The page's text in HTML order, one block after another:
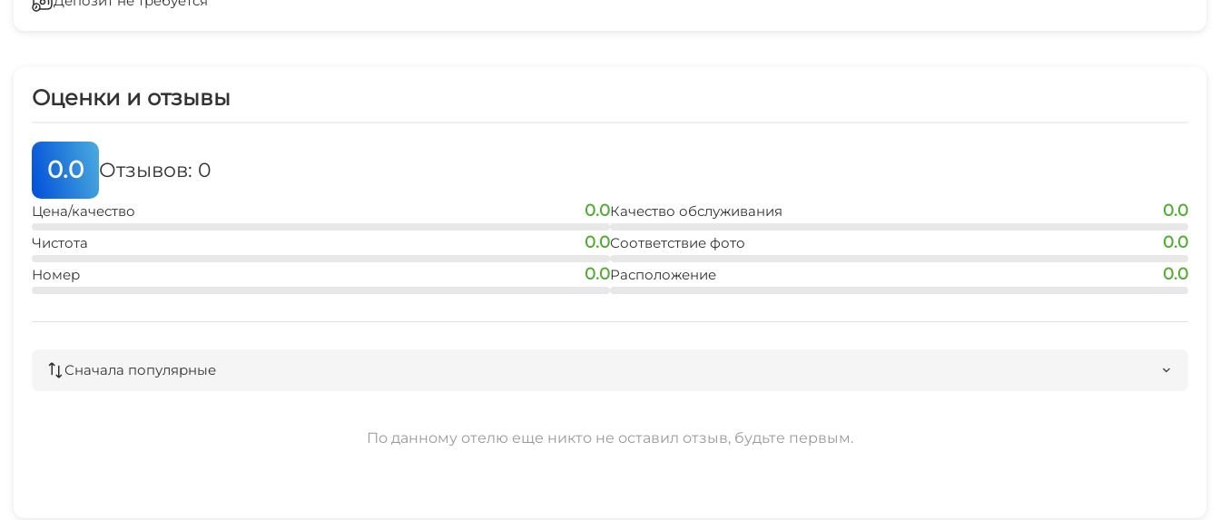
3 мин
Оценки и отзывы
0.0 Отзывов: 0
Цена/качество 0.0
Чистота 0.0
Номер 0.0
Качество обслуживания 0.0
Соответствие фото 0.0
Расположение 0.0
Сначала популярные
По данному отелю еще никто не оставил отзыв, будьте первым.